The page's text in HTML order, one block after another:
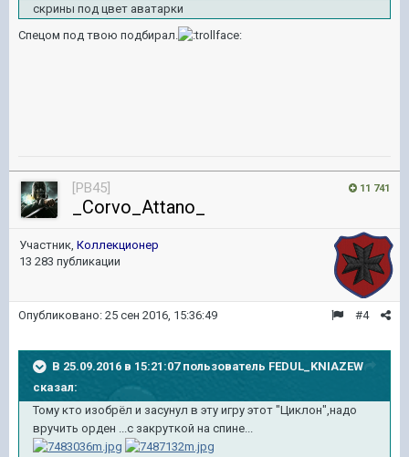
скрины под цвет аватарки
Спецом под твою подбирал.
11 741
[PB45]
_Corvo_Attano_
Участник, Коллекционер
13 283 публикации
#4
Опубликовано: 25 сен 2016, 15:36:49
В 25.09.2016 в 15:21:07 пользователь FEDUL_KNIAZEW
сказал:
Тому кто изобрёл и засунул в эту игру этот "Циклон",надо
вручить орден ...с закруткой на спине...